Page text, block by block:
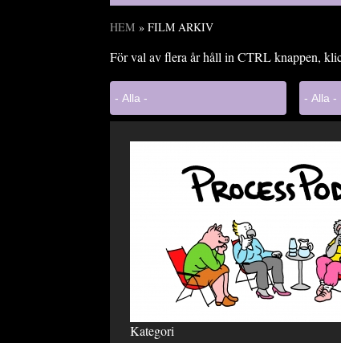
Du är här
HEM » FILM ARKIV
För val av flera år håll in CTRL knappen,
Kategori